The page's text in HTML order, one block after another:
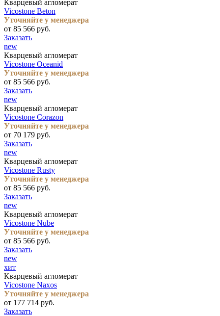
Кварцевый агломерат
Vicostone Beton
Уточняйте у менеджера
от 85 566 руб.
Заказать
new
Кварцевый агломерат
Vicostone Oceanid
Уточняйте у менеджера
от 85 566 руб.
Заказать
new
Кварцевый агломерат
Vicostone Corazon
Уточняйте у менеджера
от 70 179 руб.
Заказать
new
Кварцевый агломерат
Vicostone Rusty
Уточняйте у менеджера
от 85 566 руб.
Заказать
new
Кварцевый агломерат
Vicostone Nube
Уточняйте у менеджера
от 85 566 руб.
Заказать
new
хит
Кварцевый агломерат
Vicostone Naxos
Уточняйте у менеджера
от 177 714 руб.
Заказать